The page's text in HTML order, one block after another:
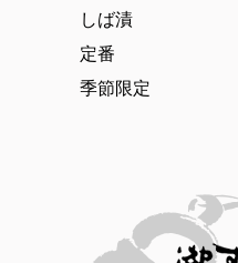
しば漬
定番
季節限定